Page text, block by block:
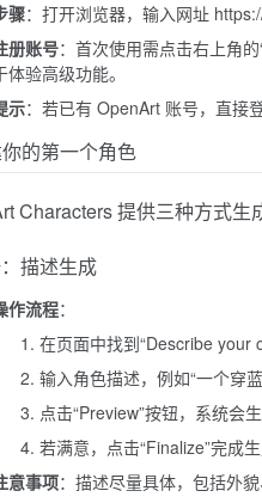
骤：打开浏览器，输入网址
册账号：首次使用需点击右上角
体验高级功能。
示：若已有 OpenArt 账号，直接
的第一个角色
Characters 提供三种方式生
描述生成
作流程：
在页面中找到“Describe your
输入角色描述，例如“一个穿
点击“Preview”按钮，系统会
若满意，点击“Finalize”完成
意事项：描述尽量具体，包括外